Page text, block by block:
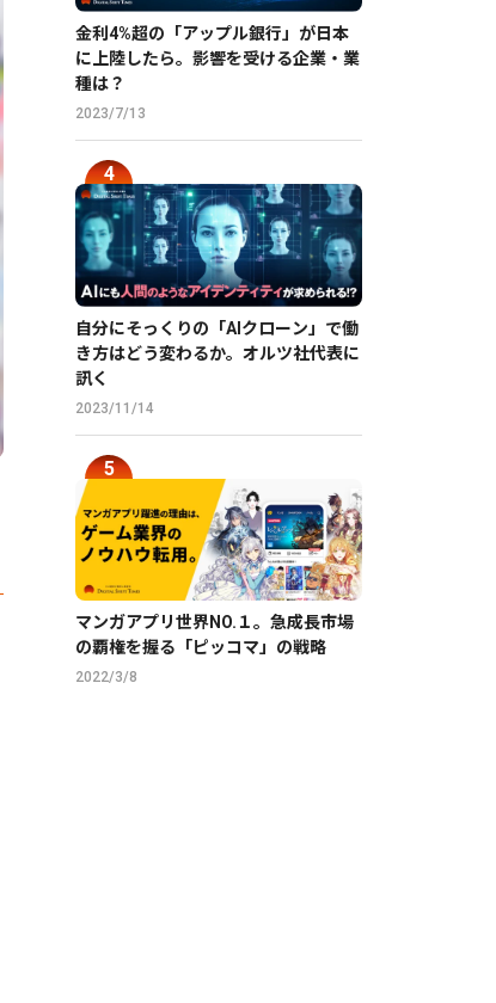
金利4%超の「アップル銀行」が日本
に上陸したら。影響を受ける企業・業
種は？
2023/7/13
自分にそっくりの「AIクローン」で働
き方はどう変わるか。オルツ社代表に
訊く
2023/11/14
マンガアプリ世界NO.１。急成長市場
の覇権を握る「ピッコマ」の戦略
2022/3/8